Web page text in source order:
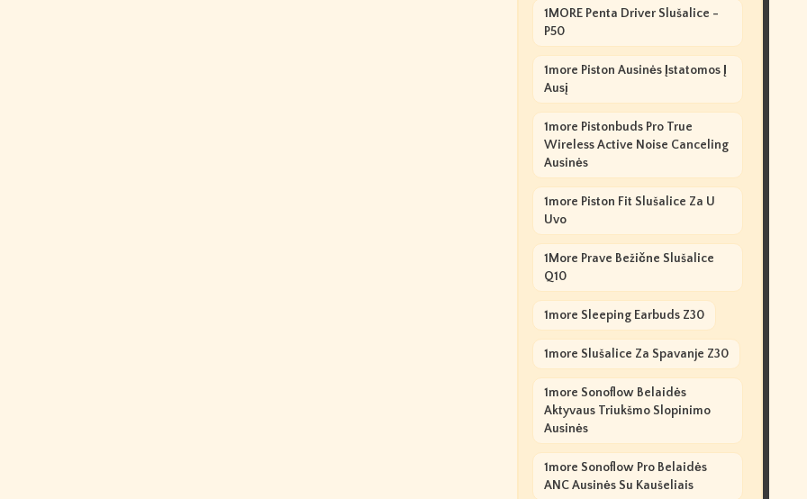
1MORE Penta Driver Slušalice -
P50
1more Piston Ausinės Įstatomos Į
Ausį
1more Pistonbuds Pro True
Wireless Active Noise Canceling
Ausinės
1more Piston Fit Slušalice Za U
Uvo
1More Prave Bežične Slušalice
Q10
1more Sleeping Earbuds Z30
1more Slušalice Za Spavanje Z30
1more Sonoflow Belaidės
Aktyvaus Triukšmo Slopinimo
Ausinės
1more Sonoflow Pro Belaidės
ANC Ausinės Su Kaušeliais